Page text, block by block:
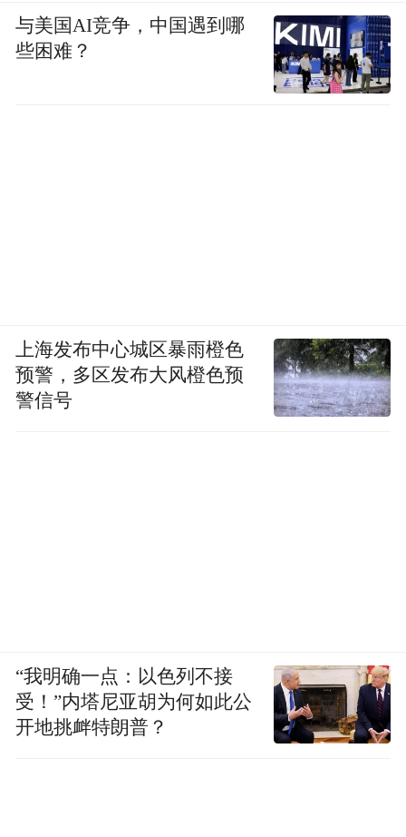
与美国AI竞争，中国遇到哪
些困难？
上海发布中心城区暴雨橙色
预警，多区发布大风橙色预
警信号
“我明确一点：以色列不接
受！”内塔尼亚胡为何如此公
开地挑衅特朗普？